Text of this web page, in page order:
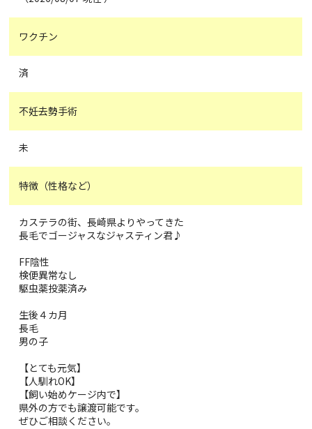
ワクチン
済
不妊去勢手術
未
特徴（性格など）
カステラの街、長崎県よりやってきた
長毛でゴージャスなジャスティン君♪
FF陰性
検便異常なし
駆虫薬投薬済み
生後４カ月
長毛
男の子
【とても元気】
【人馴れOK】
【飼い始めケージ内で】
県外の方でも譲渡可能です。
ぜひご相談ください。